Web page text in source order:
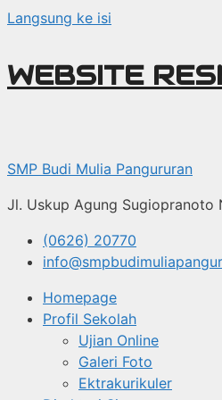
Langsung ke isi
WEBSITE
SMP Budi Mulia Pangururan
Jl. Uskup Agung Sugiopranoto
(0626) 20770
Homepage
Profil Sekolah
Ujian Online
Galeri Foto
Ektrakurikuler